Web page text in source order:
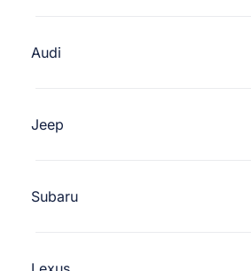
Audi
Jeep
Subaru